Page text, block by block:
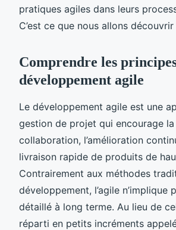
pratiques agiles dans leurs
C’est ce que nous allons
Comprendre les
développement agile
Le développement agile est une
gestion de projet qui encourage
collaboration, l’amélioration
livraison rapide de produits de
Contrairement aux méthodes
développement, l’agile n’implique
détaillé à long terme. Au lieu de
réparti en petits incréments